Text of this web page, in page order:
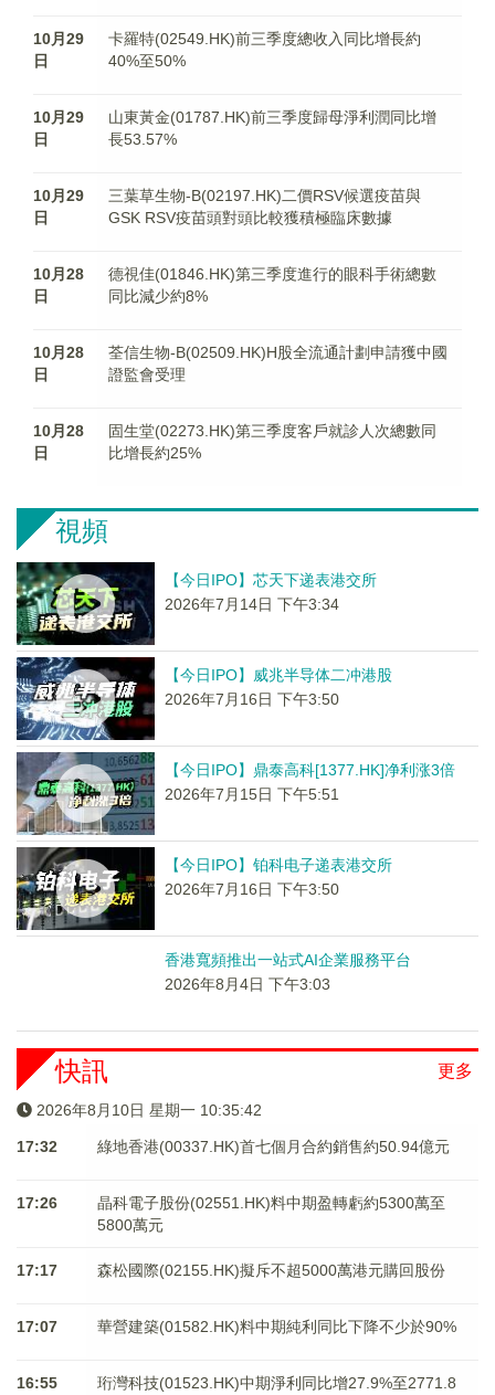
10月29
日
卡羅特(02549.HK)前三季度總收入同比增長約
40%至50%
10月29
日
山東黃金(01787.HK)前三季度歸母淨利潤同比增
長53.57%
10月29
日
三葉草生物-B(02197.HK)二價RSV候選疫苗與
GSK RSV疫苗頭對頭比較獲積極臨床數據
10月28
日
德視佳(01846.HK)第三季度進行的眼科手術總數
同比減少約8%
10月28
日
荃信生物-B(02509.HK)H股全流通計劃申請獲中國
證監會受理
10月28
日
固生堂(02273.HK)第三季度客戶就診人次總數同
比增長約25%
視頻
【今日IPO】芯天下递表港交所
2026年7月14日 下午3:34
【今日IPO】威兆半导体二冲港股
2026年7月16日 下午3:50
【今日IPO】鼎泰高科[1377.HK]净利涨3倍
2026年7月15日 下午5:51
【今日IPO】铂科电子递表港交所
2026年7月16日 下午3:50
香港寬頻推出一站式AI企業服務平台
2026年8月4日 下午3:03
更多
快訊
2026年8月10日 星期一 10:35:43
17:32 綠地香港(00337.HK)首七個月合約銷售約50.94億元
17:26
晶科電子股份(02551.HK)料中期盈轉虧約5300萬至
5800萬元
17:17 森松國際(02155.HK)擬斥不超5000萬港元購回股份
17:07 華營建築(01582.HK)料中期純利同比下降不少於90%
16:55
珩灣科技(01523.HK)中期淨利同比增27.9%至2771.8